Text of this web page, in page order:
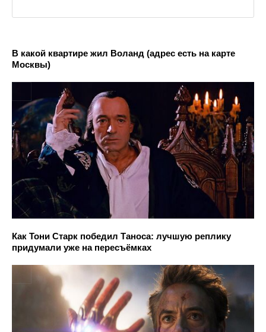
В какой квартире жил Воланд (адрес есть на карте
Москвы)
Как Тони Старк победил Таноса: лучшую реплику
придумали уже на пересъёмках